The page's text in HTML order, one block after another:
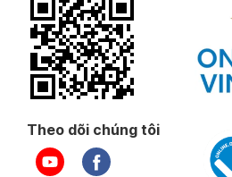
Theo dõi chúng tôi